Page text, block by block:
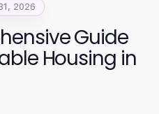
2026
Guide
Housing in